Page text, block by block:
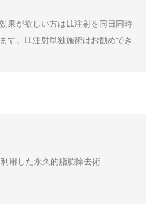
果が欲しい方はLL注射を同日同時
す。LL注射単独施術はお勧めでき
用した永久的脂肪除去術